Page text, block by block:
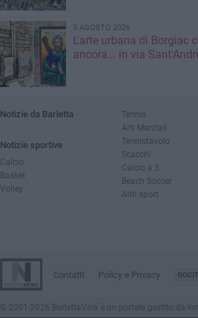
5 AGOSTO 2026
L'arte urbana di Borgiac
ancora... in via
Notizie da Barletta
Notizie sportive
Calcio
Basket
Volley
Tennis
Arti Marziali
Tennistavolo
Scacchi
Calcio a 5
Beach Soccer
Altri sport
Contatti Policy e Privacy
© 2001-2026 BarlettaViva è un portale gestito da